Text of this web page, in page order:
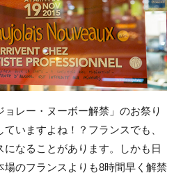
レー・ヌーボー解禁」のお祭り
いますよね！？フランスでも、
なることがあります。しかも日
のフランスよりも8時間早く解禁